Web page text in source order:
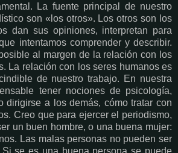
La fuente principal de nuestro
son «los otros». Los otros son los
dan sus opiniones, interpretan para
intentamos comprender y describir.
al margen de la relación con los
La relación con los seres humanos es
de nuestro trabajo. En nuestra
tener nociones de psicología,
dirigirse a los demás, cómo tratar con
Creo que para ejercer el periodismo,
un buen hombre, o una buena mujer:
Las malas personas no pueden ser
Si se es una buena persona se puede